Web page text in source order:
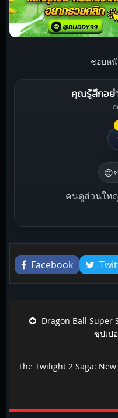
ชอบหนั
คุณรู้สึกอย่า
😍
คนดูส่วนให
Facebook
Post navigation
Dragon Ball Super
ซุปเป
The Twilight 2 Saga: